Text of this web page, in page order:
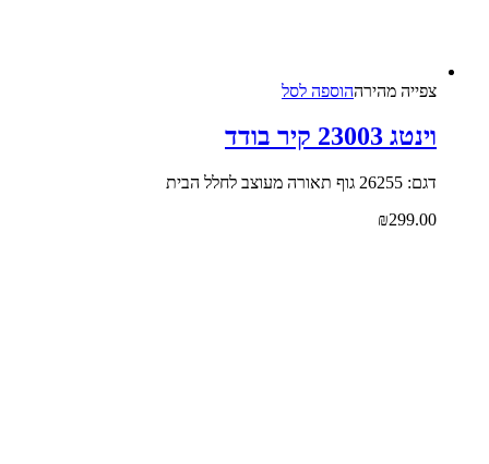
צפייה‬ ‫מהירה‬הוספה לסל
וינטג 23003 קיר בודד
דגם: 26255 גוף תאורה מעוצב לחלל הבית
₪299.00